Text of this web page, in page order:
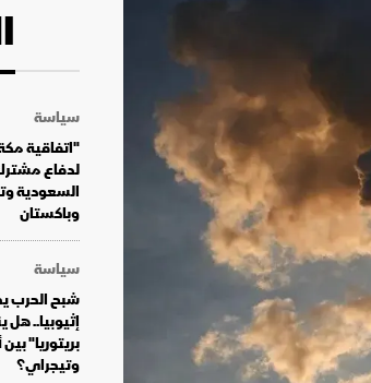
سياسة
"اتفاقية
لدفاع
السعودية
وباكستان
سياسة
شبح الحرب
إثيوبيا.. هل
بريتوريا"
وتيجراي؟